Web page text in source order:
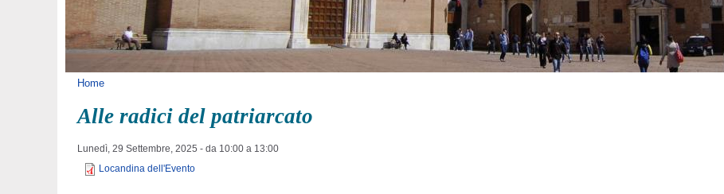
Tu sei qui
Home
Alle radici del patriarcato
Lunedì, 29 Settembre, 2025 - da 10:00 a 13:00
Locandina dell'Evento